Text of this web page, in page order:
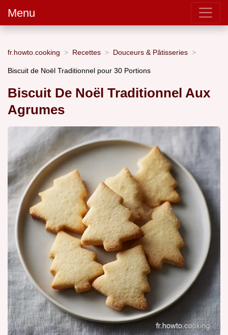
Menu
fr.howto.cooking Recettes Douceurs & Pâtisseries
Biscuit de Noël Traditionnel pour 30 Portions
Biscuit De Noël Traditionnel Aux
Agrumes